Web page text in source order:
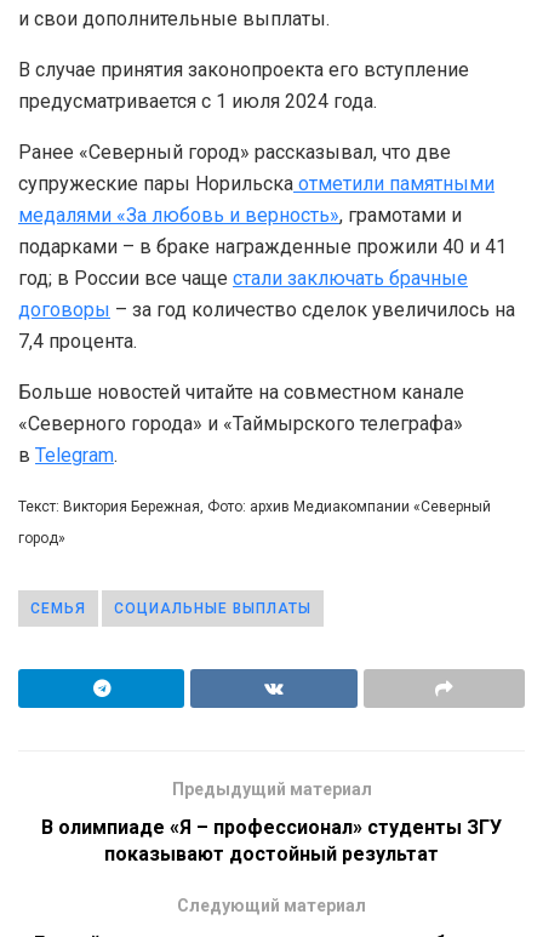
и свои дополнительные выплаты.
В случае принятия законопроекта его вступление
предусматривается с 1 июля 2024 года.
Ранее «Северный город» рассказывал, что две
супружеские пары Норильска отметили памятными
медалями «За любовь и верность», грамотами и
подарками – в браке награжденные прожили 40 и 41
год; в России все чаще стали заключать брачные
договоры – за год количество сделок увеличилось на
7,4 процента.
Больше новостей читайте на совместном канале
«Северного города» и «Таймырского телеграфа»
в Telegram.
Текст: Виктория Бережная, Фото: архив Медиакомпании «Северный
город»
СЕМЬЯ СОЦИАЛЬНЫЕ ВЫПЛАТЫ
Предыдущий материал
В олимпиаде «Я – профессионал» студенты ЗГУ
показывают достойный результат
Следующий материал